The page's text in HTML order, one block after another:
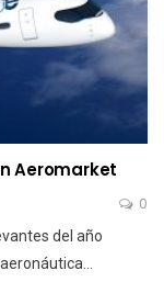
Aeromarket
0
del año